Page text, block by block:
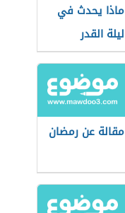
ماذا يحدث في
ليلة القدر
مقالة عن رمضان